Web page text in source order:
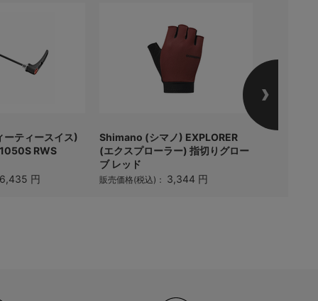
ーティースイス)
RWS
6,435 円
Shimano (シマノ) EXPLORER
(エクスプローラー) 指切りグロー
ブ レッド
販売価格(税込)： 3,344 円